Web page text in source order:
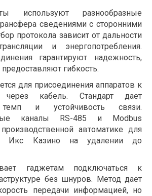
используют разнообразные
сведениями с сторонними
протокола зависит от дальности
и энергопотребления.
гарантируют надежность,
гибкость.
для присоединения аппаратов к
кабель. Стандарт дает
темп и устойчивость связи.
каналы RS-485 и Modbus
автоматике для
Икс Казино на удалении до
гаджетам подключаться к
без шнуров. Метод дает
передачи информацией, но